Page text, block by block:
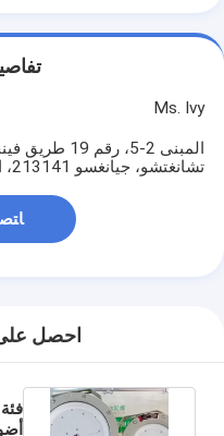
Ms. Ivy
المبنى 2-5،
تشانغتشو، جيانغسو 213141، الصين
احصل